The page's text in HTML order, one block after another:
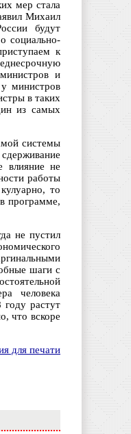
мер стала
Михаил
будут
социально-
к
и
у министров
в таких
из самых
системы
влияние не
работы
то
программе,
не пустил
шаги с
человека
растут
что вскоре
для печати